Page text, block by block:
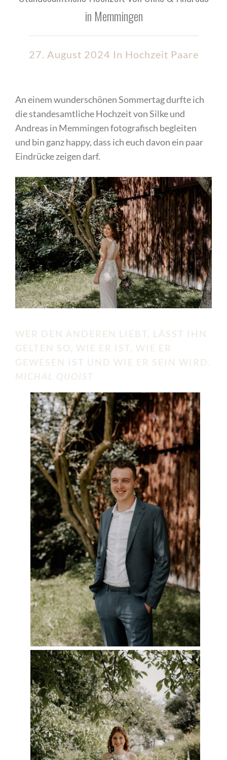
in Memmingen
27. August 2024 In Hochzeit Paare
An einem wunderschönen Sommertag durfte ich
die standesamtliche Hochzeit von Silke und
Andreas in Memmingen fotografisch begleiten
und bin ganz happy, dass ich euch davon ein paar
Eindrücke zeigen darf.
WER DEN ANDEREN LIEBT, LÄSST IHN
GELTEN SO, WIE ER IST, WIE ER
GEWESEN IST UND WIE ER SEIN WIRD.
MICHAL QUOIST